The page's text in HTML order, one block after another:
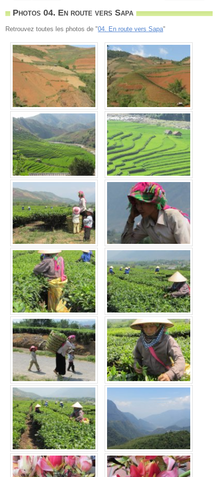
Photos 04. En route vers Sapa
Retrouvez toutes les photos de "04. En route vers Sapa"